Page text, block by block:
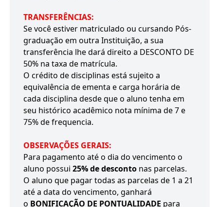
TRANSFERÊNCIAS:
Se você estiver matriculado ou cursando Pós-
graduação em outra Instituição, a sua
transferência lhe dará direito a DESCONTO DE
50% na taxa de matrícula.
O crédito de disciplinas está sujeito a
equivalência de ementa e carga horária de
cada disciplina desde que o aluno tenha em
seu histórico acadêmico nota mínima de 7 e
75% de frequencia.
OBSERVAÇÕES GERAIS:
Para pagamento até o dia do vencimento o
aluno possui 25% de desconto nas parcelas.
O aluno que pagar todas as parcelas de 1 a 21
até a data do vencimento, ganhará
o BONIFICAÇÃO DE PONTUALIDADE para